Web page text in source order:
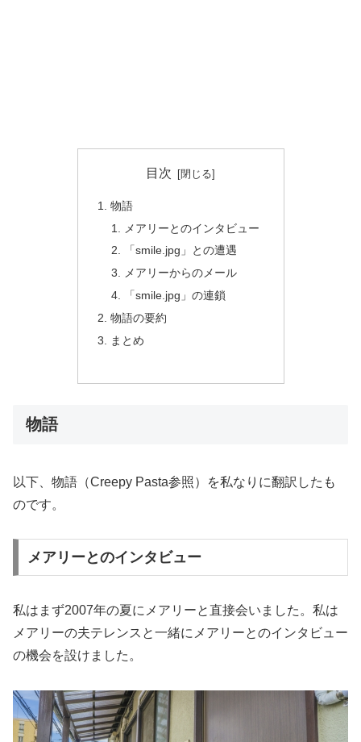
目次
物語
メアリーとのインタビュー
「smile.jpg」との遭遇
メアリーからのメール
「smile.jpg」の連鎖
物語の要約
まとめ
物語
以下、物語（Creepy Pasta参照）を私なりに翻訳したも
のです。
メアリーとのインタビュー
私はまず2007年の夏にメアリーと直接会いました。私は
メアリーの夫テレンスと一緒にメアリーとのインタビュー
の機会を設けました。